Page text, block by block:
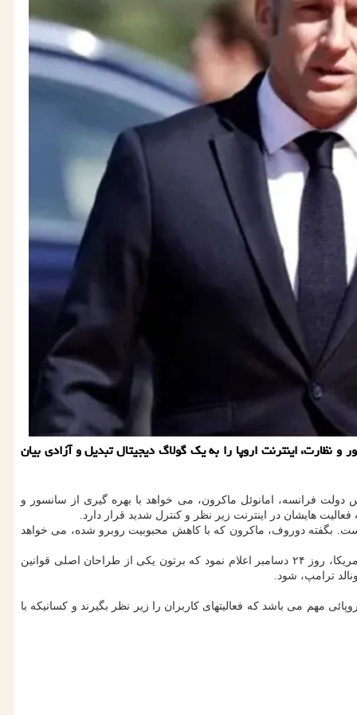
نظارت، اینترنت اروپا را به یک گولاگ دیجیتال تبدیل و آزادی بیان
فرانسه، امانوئل ماکرون، می خواهد با بهره گیری از سانسور و
هایشان در اینترنت زیر نظر و کنترل شدید قرار دارد.
است. بگفته دوروف، ماکرون که با کاهش محبوبیت روبرو شده، می خواهد
در همین حال، ایالات متحده هم مقابل تیری برتون اقدام نموده و محدودیت های ویزا برای او اعمال کرده است. سارا راجرز، معاون وزیر امور خارجه آمریکا، روز ۲۴ دسامبر اعلام نمود که برتون یکی از طراحان اصلی قوانین
ترامپ، شود.
مهم می باشد که فعالیتهای کاربران را زیر نظر بگیرند و کسانیکه با